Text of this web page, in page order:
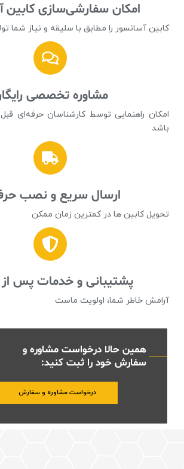
امکان سفارشی‌سازی کابین
کابین آسانسور را مطابق با سلیقه و نیاز شما
مشاوره تخصصی
امکان راهنمایی توسط کارشناسان حرفه‌ای
باشد
ارسال سریع و نصب
تحویل کابین ها در کمترین زمان ممکن
پشتیبانی و خدمات پس
آرامش خاطر شما، اولویت ماست
همین حالا درخواست مشاوره و
سفارش خود را ثبت کنید:
درخواست مشاوره و سفارش